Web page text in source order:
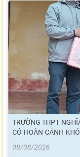
TRƯỜNG THPT
CÓ HOÀN CẢNH
08/08/2026